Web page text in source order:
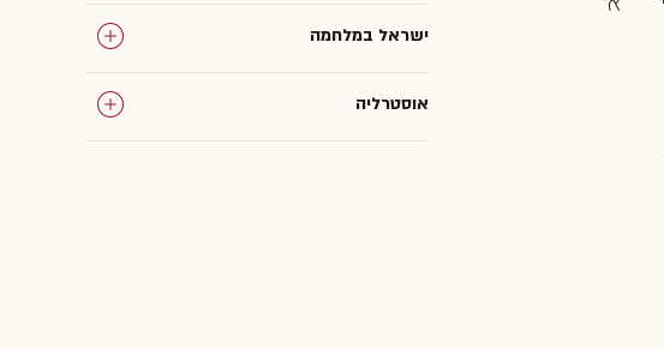
ישראל במלחמה
אוסטרליה